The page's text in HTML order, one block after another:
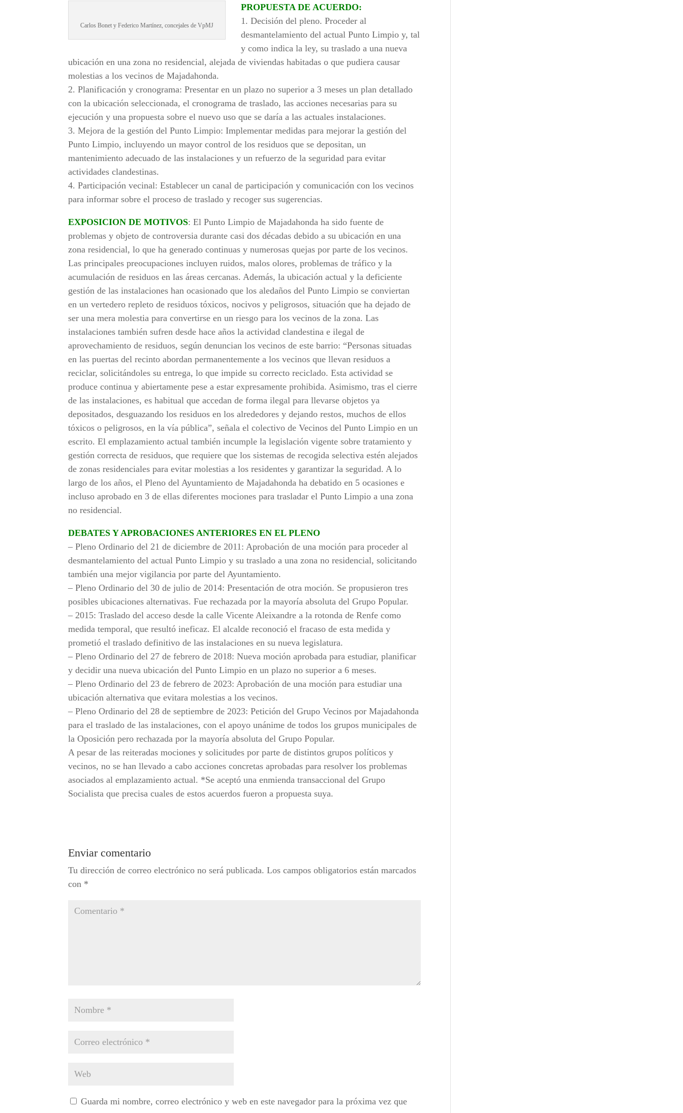
Carlos Bonet y Federico Martínez, concejales de VpMJ
PROPUESTA DE ACUERDO:
1. Decisión del pleno. Proceder al
desmantelamiento del actual Punto Limpio y, tal
y como indica la ley, su traslado a una nueva
ubicación en una zona no residencial, alejada de viviendas habitadas o que pudiera causar
molestias a los vecinos de Majadahonda.
2. Planificación y cronograma: Presentar en un plazo no superior a 3 meses un plan detallado
con la ubicación seleccionada, el cronograma de traslado, las acciones necesarias para su
ejecución y una propuesta sobre el nuevo uso que se daría a las actuales instalaciones.
3. Mejora de la gestión del Punto Limpio: Implementar medidas para mejorar la gestión del
Punto Limpio, incluyendo un mayor control de los residuos que se depositan, un
mantenimiento adecuado de las instalaciones y un refuerzo de la seguridad para evitar
actividades clandestinas.
4. Participación vecinal: Establecer un canal de participación y comunicación con los vecinos
para informar sobre el proceso de traslado y recoger sus sugerencias.
EXPOSICION DE MOTIVOS: El Punto Limpio de Majadahonda ha sido fuente de
problemas y objeto de controversia durante casi dos décadas debido a su ubicación en una
zona residencial, lo que ha generado continuas y numerosas quejas por parte de los vecinos.
Las principales preocupaciones incluyen ruidos, malos olores, problemas de tráfico y la
acumulación de residuos en las áreas cercanas. Además, la ubicación actual y la deficiente
gestión de las instalaciones han ocasionado que los aledaños del Punto Limpio se conviertan
en un vertedero repleto de residuos tóxicos, nocivos y peligrosos, situación que ha dejado de
ser una mera molestia para convertirse en un riesgo para los vecinos de la zona. Las
instalaciones también sufren desde hace años la actividad clandestina e ilegal de
aprovechamiento de residuos, según denuncian los vecinos de este barrio: “Personas situadas
en las puertas del recinto abordan permanentemente a los vecinos que llevan residuos a
reciclar, solicitándoles su entrega, lo que impide su correcto reciclado. Esta actividad se
produce continua y abiertamente pese a estar expresamente prohibida. Asimismo, tras el cierre
de las instalaciones, es habitual que accedan de forma ilegal para llevarse objetos ya
depositados, desguazando los residuos en los alrededores y dejando restos, muchos de ellos
tóxicos o peligrosos, en la vía pública”, señala el colectivo de Vecinos del Punto Limpio en un
escrito. El emplazamiento actual también incumple la legislación vigente sobre tratamiento y
gestión correcta de residuos, que requiere que los sistemas de recogida selectiva estén alejados
de zonas residenciales para evitar molestias a los residentes y garantizar la seguridad. A lo
largo de los años, el Pleno del Ayuntamiento de Majadahonda ha debatido en 5 ocasiones e
incluso aprobado en 3 de ellas diferentes mociones para trasladar el Punto Limpio a una zona
no residencial.
DEBATES Y APROBACIONES ANTERIORES EN EL PLENO
– Pleno Ordinario del 21 de diciembre de 2011: Aprobación de una moción para proceder al
desmantelamiento del actual Punto Limpio y su traslado a una zona no residencial, solicitando
también una mejor vigilancia por parte del Ayuntamiento.
– Pleno Ordinario del 30 de julio de 2014: Presentación de otra moción. Se propusieron tres
posibles ubicaciones alternativas. Fue rechazada por la mayoría absoluta del Grupo Popular.
– 2015: Traslado del acceso desde la calle Vicente Aleixandre a la rotonda de Renfe como
medida temporal, que resultó ineficaz. El alcalde reconoció el fracaso de esta medida y
prometió el traslado definitivo de las instalaciones en su nueva legislatura.
– Pleno Ordinario del 27 de febrero de 2018: Nueva moción aprobada para estudiar, planificar
y decidir una nueva ubicación del Punto Limpio en un plazo no superior a 6 meses.
– Pleno Ordinario del 23 de febrero de 2023: Aprobación de una moción para estudiar una
ubicación alternativa que evitara molestias a los vecinos.
– Pleno Ordinario del 28 de septiembre de 2023: Petición del Grupo Vecinos por Majadahonda
para el traslado de las instalaciones, con el apoyo unánime de todos los grupos municipales de
la Oposición pero rechazada por la mayoría absoluta del Grupo Popular.
A pesar de las reiteradas mociones y solicitudes por parte de distintos grupos políticos y
vecinos, no se han llevado a cabo acciones concretas aprobadas para resolver los problemas
asociados al emplazamiento actual. *Se aceptó una enmienda transaccional del Grupo
Socialista que precisa cuales de estos acuerdos fueron a propuesta suya.
Enviar comentario
Tu dirección de correo electrónico no será publicada. Los campos obligatorios están marcados
con *
Guarda mi nombre, correo electrónico y web en este navegador para la próxima vez que